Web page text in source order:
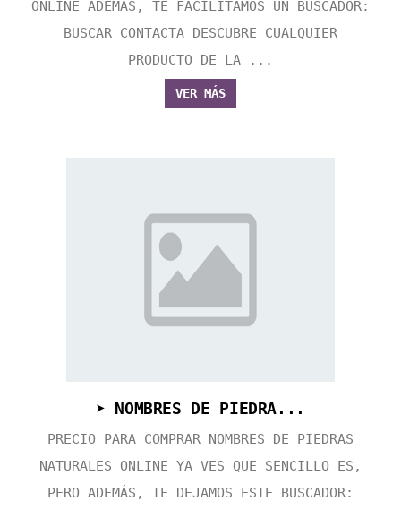
ONLINE ADEMÁS, TE FACILITAMOS UN BUSCADOR:
BUSCAR CONTACTA DESCUBRE CUALQUIER
PRODUCTO DE LA ...
VER MÁS
➤ NOMBRES DE PIEDRA...
PRECIO PARA COMPRAR NOMBRES DE PIEDRAS
NATURALES ONLINE YA VES QUE SENCILLO ES,
PERO ADEMÁS, TE DEJAMOS ESTE BUSCADOR: